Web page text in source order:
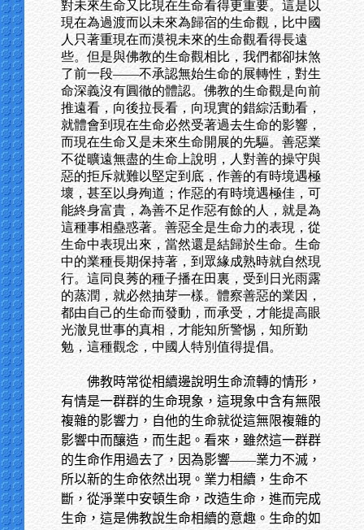
對未來生命又比現在生命看得更重要。這是以
現在為過渡而以未來為歸宿的生命觀，比中國
人只著重現在而漠視未來的生命觀看得長遠
些。但是與佛教的生命觀相比，我們都卻抹煞
了前一段——不承認無始生命的展轉性，對生
命深義沒有圓徹的體認。佛教的生命觀是向前
推遠看，向後拉長看，向現實的錯綜活動看，
就體會到現在生命必然受著過去生命的影響，
而現在生命又是未來生命開展的先驅。善惡業
不從曠遠無盡的生命上說明，人對善的操守與
惡的拒斥就難以堅定到底，作善的有時境遇極
壞，甚至以身殉道；作惡的有時境遇極佳，可
能終身富貴，為善不足作惡有餘的人，就是為
這種事相蠱惑著。善惡全是生命力的表現，從
生命中表現出來，當然還是結歸於生命。生命
中的業種長期保持著，到眾緣成熟時就自然現
行。這同良莠的種子播在田裏，受到日光雨露
的蒸潤，就必然抽芽一樣。體察善惡的業因，
都由自己的生命而發動，而承受，才能提高眼
光澈見世事的真相，才能知所警惕，知所勤
勉，這種觀念，中國人特別值得提倡。
佛教時常從相續邊說明生命流轉的情形，
有情是一群群的生命現象，這現象中含有無限
複雜的影響力，自他的生命就從這無限複雜的
影響中而釀造，而生起。看來，雖然這一群群
的生命作用過去了，因為影響——業力不滅，
所以新的生命依然出現。業力相續，生命不
斷，從淨業中安頓生命，改造生命，進而完成
生命，這是佛教說生命相續的意趣。生命的如